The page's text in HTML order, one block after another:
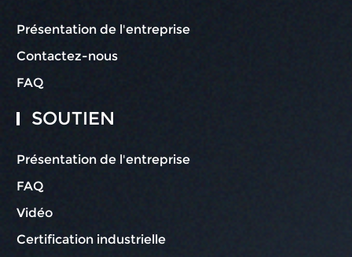
Présentation de l'entreprise
Contactez-nous
FAQ
SOUTIEN
Présentation de l'entreprise
FAQ
Vidéo
Certification industrielle